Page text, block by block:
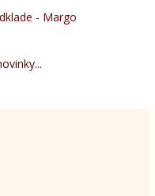
- Margo